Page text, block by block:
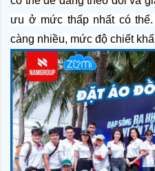
ưu ở mức thấp nhất có
càng nhiều, mức độ chiết